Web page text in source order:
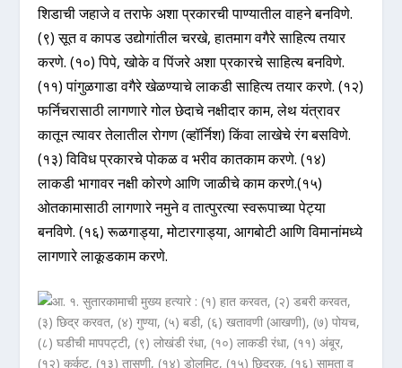
शिडाची जहाजे व तराफे अशा प्रकारची पाण्यातील वाहने बनविणे.
(९) सूत व कापड उद्योगांतील चरखे, हातमाग वगैरे साहित्य तयार
करणे. (१०) पिपे, खोके व पिंजरे अशा प्रकारचे साहित्य बनविणे.
(११) पांगुळगाडा वगैरे खेळण्याचे लाकडी साहित्य तयार करणे. (१२)
फर्निचरासाठी लागणारे गोल छेदाचे नक्षीदार काम, लेथ यंत्रावर
कातून त्यावर तेलातील रोगण (व्हॉर्निश) किंवा लाखेचे रंग बसविणे.
(१३) विविध प्रकारचे पोकळ व भरीव कातकाम करणे. (१४)
लाकडी भागावर नक्षी कोरणे आणि जाळीचे काम करणे.(१५)
ओतकामासाठी लागणारे नमुने व तात्पुरत्या स्वरूपाच्या पेट्या
बनविणे. (१६) रूळगाड्या, मोटारगाड्या, आगबोटी आणि विमानांमध्ये
लागणारे लाकूडकाम करणे.